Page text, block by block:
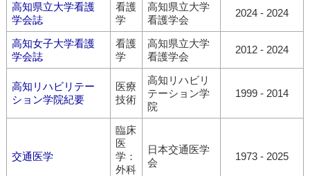
高知県立大学看護
学会誌
看護
学
高知県立大学
看護学会
2024 - 2024
高知女子大学看護
学会誌
看護
学
高知県立大学
看護学会
2012 - 2024
高知リハビリテー
ション学院紀要
医療
技術
高知リハビリ
テーション学
院
1999 - 2014
交通医学
臨床
医
学：
外科
日本交通医学
会
1973 - 2025